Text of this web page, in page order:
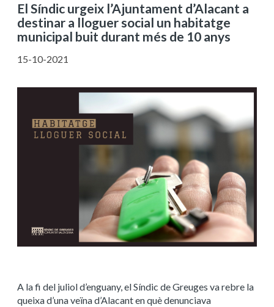
El Síndic urgeix l’Ajuntament d’Alacant a
destinar a lloguer social un habitatge
municipal buit durant més de 10 anys
15-10-2021
A la fi del juliol d’enguany, el Síndic de Greuges va rebre la
queixa d’una veïna d’Alacant en què denunciava